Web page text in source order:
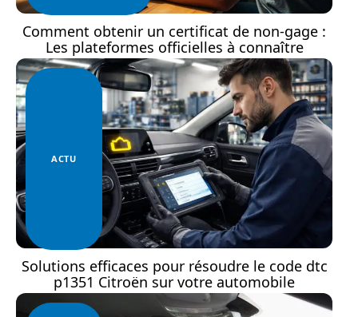
Comment obtenir un certificat de non-gage :
Les plateformes officielles à connaître
ACTU
Solutions efficaces pour résoudre le code dtc
p1351 Citroën sur votre automobile